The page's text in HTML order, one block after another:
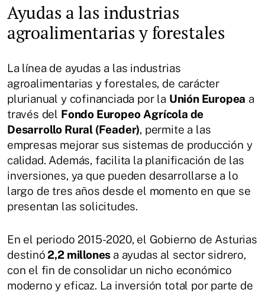
Ayudas a las industrias
agroalimentarias y forestales
La línea de ayudas a las industrias
agroalimentarias y forestales, de carácter
plurianual y cofinanciada por la Unión Europea a
través del Fondo Europeo Agrícola de
Desarrollo Rural (Feader), permite a las
empresas mejorar sus sistemas de producción y
calidad. Además, facilita la planificación de las
inversiones, ya que pueden desarrollarse a lo
largo de tres años desde el momento en que se
presentan las solicitudes.
En el periodo 2015-2020, el Gobierno de Asturias
destinó2,2 millones a ayudas al sector sidrero,
con el fin de consolidar un nicho económico
moderno y eficaz. La inversión total por parte de